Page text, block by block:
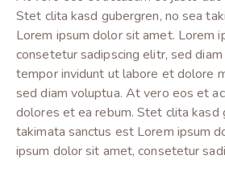
Stet clita kasd gubergren, no sea
Lorem ipsum dolor sit amet. Lorem
consetetur sadipscing elitr, sed
tempor invidunt ut labore et dolore
sed diam voluptua. At vero eos et
dolores et ea rebum. Stet clita kasd
takimata sanctus est Lorem ipsum
ipsum dolor sit amet, consetetur